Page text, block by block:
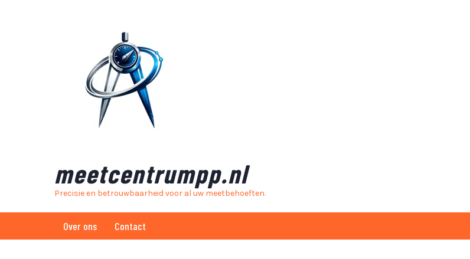
meetcentrumpp.nl
Precisie en betrouwbaarheid voor al uw meetbehoeften.
Over ons Contact